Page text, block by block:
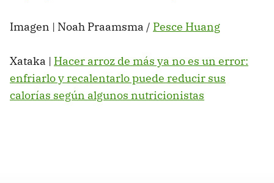
Imagen | Noah Praamsma / Pesce Huang
Xataka | Hacer arroz de más ya no es un error:
enfriarlo y recalentarlo puede reducir sus
calorías según algunos nutricionistas